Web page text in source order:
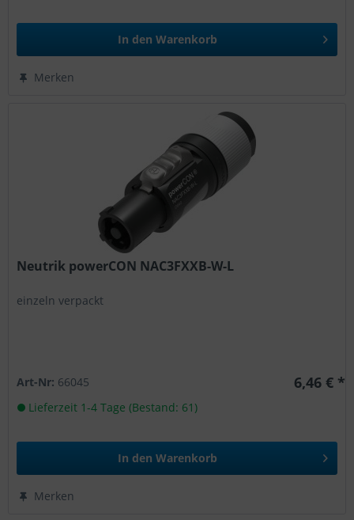
In den Warenkorb
Merken
Neutrik powerCON NAC3FXXB-W-L
einzeln verpackt
Art-Nr: 66045 6,46 € *
Lieferzeit 1-4 Tage (Bestand: 61)
In den Warenkorb
Merken